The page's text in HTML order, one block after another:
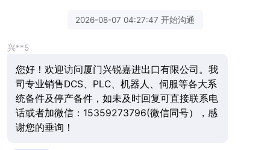
2026-08-07 04:27:47 开始沟通
兴**5
您好！欢迎访问厦门兴锐嘉进出口有限公司。我
司专业销售DCS、PLC、机器人、伺服等各大系
统备件及停产备件，如未及时回复可直接联系电
话或者加微信：15359273796(微信同号），感
谢您的垂询！